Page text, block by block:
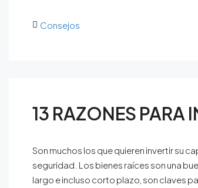
Consejos
13 RAZONES PARA
Son muchos los que quieren invertir su
seguridad. Los bienes raíces son una
largo e incluso corto plazo, son claves